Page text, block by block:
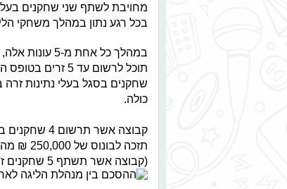
מחויבת לשתף שני שחקנים
בכל רגע נתון במהלך משחקי
במהלך כל אחת מ-5
שחקנים בסגל בעלי נתינות
כולה.
קבוצה אשר
תזכה לבונוס של 250,000 ₪ מה"טוטו ווינר"
(קבוצה אשר תשתף 5 שחקנים זרים אף במשחק אחד, יישלל ממנה הבונוס)